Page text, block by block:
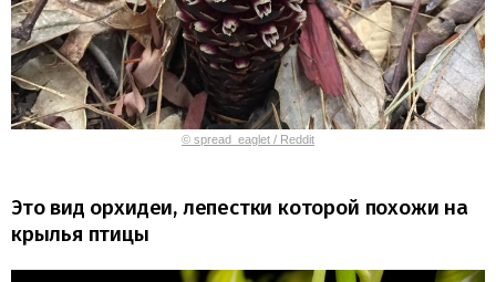
© spread_eaglet / Reddit
Это вид орхидеи, лепестки которой похожи на
крылья птицы